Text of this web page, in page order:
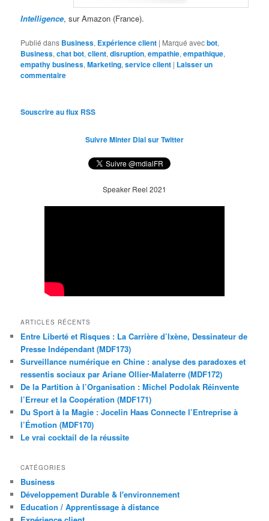
Intelligence, sur Amazon (France).
Publié dans Business, Expérience client | Marqué avecbot,
Business,chat bot,client,disruption,empathie,empathique,
empathy business,Marketing,service client | Laisser un
commentaire
Souscrire au flux RSS
Suivre Minter Dial sur Twitter
Speaker Reel 2021
ARTICLES RÉCENTS
Entre Liberté et Risques : La Carrière d’Ixène, Dessinateur de
Presse Indépendant (MDF173)
Surveillance numérique en Chine : analyse des paradoxes et
ressentis sociaux par Ariane Ollier-Malaterre (MDF172)
De la Partition à l’Organisation : Michel Podolak Réinvente
l’Erreur et la Coopération (MDF171)
Du Sport à la Magie : Jocelin Haas Connecte l’Entreprise à
l’Émotion (MDF170)
Le vrai cocktail de la réussite
CATÉGORIES
Business
Développement Durable & l'environnement
Education / Apprentissage à distance